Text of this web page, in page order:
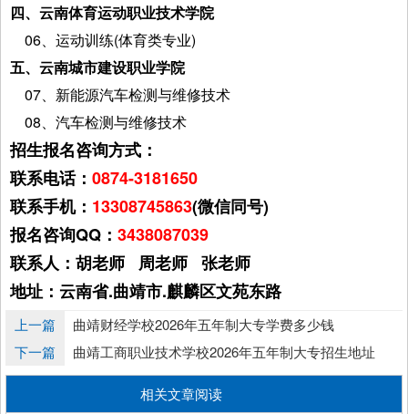
四、云南体育运动职业技术学院
06、运动训练(体育类专业)
五、云南城市建设职业学院
07、新能源汽车检测与维修技术
08、汽车检测与维修技术
招生报名咨询方式：
联系电话： 0874-3181650
联系手机： 13308745863(微信同号)
报名咨询QQ： 3438087039
联系人：胡老师 周老师 张老师
地址：云南省.曲靖市.麒麟区文苑东路
上一篇
曲靖财经学校2026年五年制大专学费多少钱
下一篇
曲靖工商职业技术学校2026年五年制大专招生地址
相关文章阅读